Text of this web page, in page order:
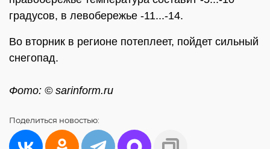
градусов, в левобережье -11...-14.
Во вторник в регионе потеплеет, пойдет сильный
снегопад.
Фото: © sarinform.ru
Поделиться новостью: